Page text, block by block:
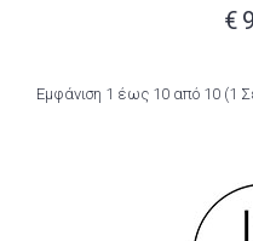
Εμφάνιση 1 έως 10 από 10 (1